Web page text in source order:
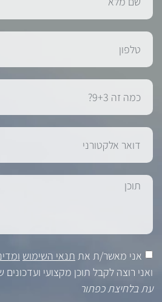
אני מאשר/ת את תנאי השימוש
ואני רוצה לקבל תוכן מקצועי ועדכונים
עת בלחיצת כפתור